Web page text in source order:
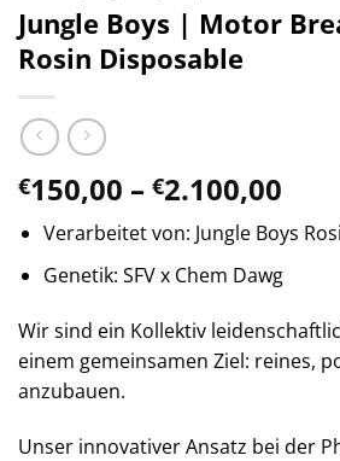
Jungle Boys | Motor
Rosin Disposable
€150,00 – €2.100,00
bis
Verarbeitet von: Jungle Boys
Genetik: SFV x Chem Dawg
Wir sind ein Kollektiv
einem gemeinsamen Ziel: reines,
anzubauen.
Unser innovativer Ansatz bei der